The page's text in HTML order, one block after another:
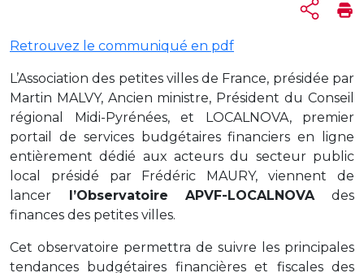
Retrouvez le communiqué en pdf
L’Association des petites villes de France, présidée par
Martin MALVY, Ancien ministre, Président du Conseil
régional Midi-Pyrénées, et LOCALNOVA, premier
portail de services budgétaires financiers en ligne
entièrement dédié aux acteurs du secteur public
local présidé par Frédéric MAURY, viennent de
lancer l’Observatoire APVF-LOCALNOVA des
finances des petites villes.
Cet observatoire permettra de suivre les principales
tendances budgétaires financières et fiscales des